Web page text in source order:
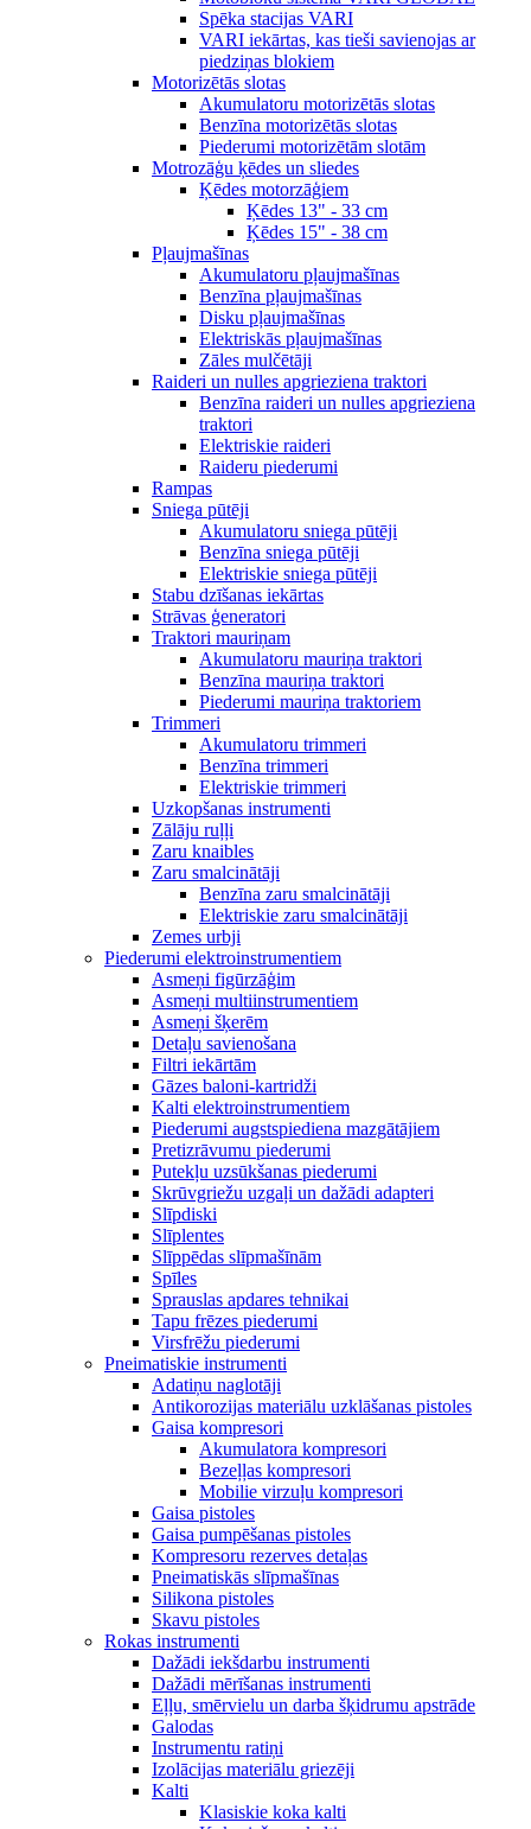
Spēka stacijas VARI
VARI iekārtas, kas tieši savienojas ar
piedziņas blokiem
Motorizētās slotas
Akumulatoru motorizētās slotas
Benzīna motorizētās slotas
Piederumi motorizētām slotām
Motrozāģu ķēdes un sliedes
Ķēdes motorzāģiem
Ķēdes 13" - 33 cm
Ķēdes 15" - 38 cm
Pļaujmašīnas
Akumulatoru pļaujmašīnas
Benzīna pļaujmašīnas
Disku pļaujmašīnas
Elektriskās pļaujmašīnas
Zāles mulčētāji
Raideri un nulles apgrieziena traktori
Benzīna raideri un nulles apgrieziena
traktori
Elektriskie raideri
Raideru piederumi
Rampas
Sniega pūtēji
Akumulatoru sniega pūtēji
Benzīna sniega pūtēji
Elektriskie sniega pūtēji
Stabu dzīšanas iekārtas
Strāvas ģeneratori
Traktori mauriņam
Akumulatoru mauriņa traktori
Benzīna mauriņa traktori
Piederumi mauriņa traktoriem
Trimmeri
Akumulatoru trimmeri
Benzīna trimmeri
Elektriskie trimmeri
Uzkopšanas instrumenti
Zālāju ruļļi
Zaru knaibles
Zaru smalcinātāji
Benzīna zaru smalcinātāji
Elektriskie zaru smalcinātāji
Zemes urbji
Piederumi elektroinstrumentiem
Asmeņi figūrzāģim
Asmeņi multiinstrumentiem
Asmeņi šķerēm
Detaļu savienošana
Filtri iekārtām
Gāzes baloni-kartridži
Kalti elektroinstrumentiem
Piederumi augstspiediena mazgātājiem
Pretizrāvumu piederumi
Putekļu uzsūkšanas piederumi
Skrūvgriežu uzgaļi un dažādi adapteri
Slīpdiski
Slīplentes
Slīppēdas slīpmašīnām
Spīles
Sprauslas apdares tehnikai
Tapu frēzes piederumi
Virsfrēžu piederumi
Pneimatiskie instrumenti
Adatiņu naglotāji
Antikorozijas materiālu uzklāšanas pistoles
Gaisa kompresori
Akumulatora kompresori
Bezeļļas kompresori
Mobilie virzuļu kompresori
Gaisa pistoles
Gaisa pumpēšanas pistoles
Kompresoru rezerves detaļas
Pneimatiskās slīpmašīnas
Silikona pistoles
Skavu pistoles
Rokas instrumenti
Dažādi iekšdarbu instrumenti
Dažādi mērīšanas instrumenti
Eļļu, smērvielu un darba šķidrumu apstrāde
Galodas
Instrumentu ratiņi
Izolācijas materiālu griezēji
Kalti
Klasiskie koka kalti